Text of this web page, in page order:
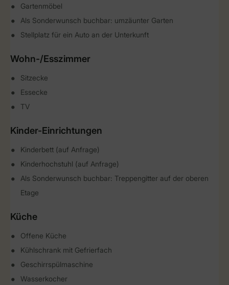
Gartenmöbel
Als Sonderwunsch buchbar: umzäunter Garten
Stellplatz für ein Auto an der Unterkunft
Wohn-/Esszimmer
Sitzecke
Essecke
TV
Kinder-Einrichtungen
Kinderbett (auf Anfrage)
Kinderhochstuhl (auf Anfrage)
Als Sonderwunsch buchbar: Treppengitter auf der oberen
Etage
Küche
Offene Küche
Kühlschrank mit Gefrierfach
Geschirrspülmaschine
Wasserkocher